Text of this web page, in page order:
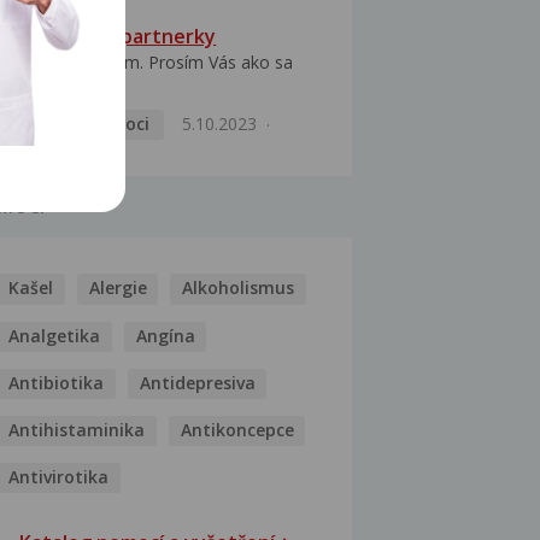
HPV typ 52 u partnerky
Dobrý deň prajem. Prosím Vás ako sa
Pohlavní nemoci
5.10.2023
Kašel Alergie Alkoholismus
Analgetika Angína
Antibiotika Antidepresiva
Antihistaminika Antikoncepce
Antivirotika